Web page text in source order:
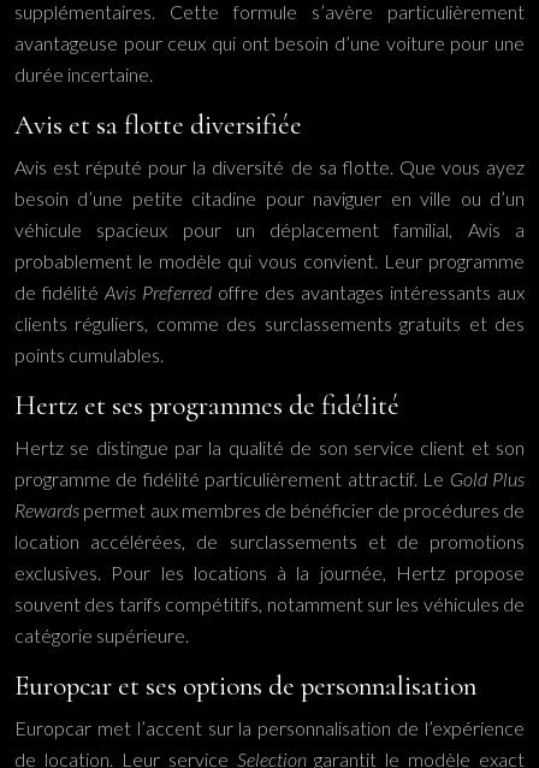
supplémentaires. Cette formule s’avère particulièrement
avantageuse pour ceux qui ont besoin d’une voiture pour une
durée incertaine.
Avis et sa flotte diversifiée
Avis est réputé pour la diversité de sa flotte. Que vous ayez
besoin d’une petite citadine pour naviguer en ville ou d’un
véhicule spacieux pour un déplacement familial, Avis a
probablement le modèle qui vous convient. Leur programme
de fidélité Avis Preferred offre des avantages intéressants aux
clients réguliers, comme des surclassements gratuits et des
points cumulables.
Hertz et ses programmes de fidélité
Hertz se distingue par la qualité de son service client et son
programme de fidélité particulièrement attractif. Le Gold Plus
Rewards permet aux membres de bénéficier de procédures de
location accélérées, de surclassements et de promotions
exclusives. Pour les locations à la journée, Hertz propose
souvent des tarifs compétitifs, notamment sur les véhicules de
catégorie supérieure.
Europcar et ses options de personnalisation
Europcar met l’accent sur la personnalisation de l’expérience
de location. Leur service Selectiongarantit le modèle exact